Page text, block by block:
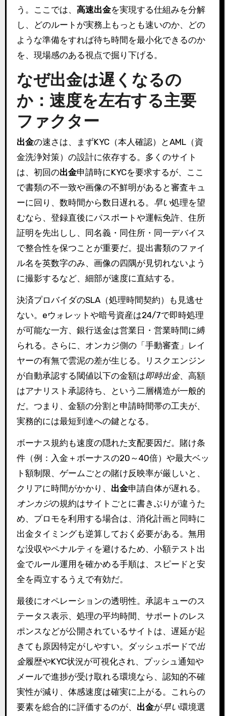
う。ここでは、 高速出金を実現する仕組みを分解
し、どのルートが実務上もっとも速いのか、どの
ような準備をすれば待ち時間を最小化できるのか
を、現場感のある視点で掘り下げる。
なぜ出金は遅くなるの
か：速度を左右する主要
ファクター
出金の速さは、まずKYC（本人確認）とAML（資
金洗浄対策）の設計に依存する。多くのサイト
は、初回の出金申請時にKYCを要求するが、ここ
で書類の不一致や画像の不鮮明があると審査キュ
ーに回り、数時間から数日遅れる。 早い処理を望
むなら、登録直後にパスポートや運転免許、住所
証明を先出しし、同名義・同住所・同一デバイス
で整合性を保つことが重要だ。提出書類のファイ
ル名を英数字のみ、画像の四隅が見切れないよう
に撮影するなど、細部が速度に直結する。
決済プロバイダのSLA（処理時間契約）も見逃せ
ない。eウォレットや暗号資産は24/7で即時処理
が可能な一方、銀行送金は営業日・営業時間に縛
られる。さらに、オンカジ側の「手動審査」レイ
ヤーの有無で雲泥の差が生じる。リスクエンジン
が自動承認する閾値以下の金額は即時出金、高額
はアナリスト承認待ち、という二層構造が一般的
だ。つまり、金額の分割と申請時間帯の工夫が、
実務的には最短到達への鍵となる。
ボーナス規約も速度の隠れた支配要因だ。賭け条
件（例：入金＋ボーナスの20～40倍）や最大ベッ
ト額制限、ゲームごとの賭け反映率が厳しいと、
クリアに時間がかかり、 出金申請自体が遅れる。
オンカジの規約はサイトごとに書きぶりが違うた
め、プロモを利用する場合は、消化計画と同時に
出金タイミングも逆算しておく必要がある。無用
な没収やペナルティを避けるため、小額テスト出
金でルール運用を確かめる手順は、スピードと安
全を両立するうえで有効だ。
最後にオペレーションの透明性。承認キューのス
テータス表示、処理の平均時間、サポートのレス
ポンスなどが公開されているサイトは、遅延が起
きても原因特定がしやすい。ダッシュボードで出
金履歴やKYC状況が可視化され、プッシュ通知や
メールで進捗が受け取れる環境なら、認知的不確
実性が減り、体感速度は確実に上がる。これらの
要素を総合的に評価するのが、 出金が早い環境選